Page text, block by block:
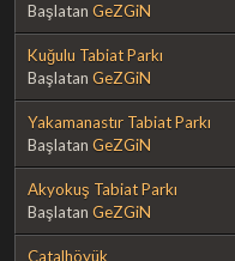
Başlatan GeZGiN
Kuğulu Tabiat Parkı
Başlatan GeZGiN
Yakamanastır Tabiat Parkı
Başlatan GeZGiN
Akyokuş Tabiat Parkı
Başlatan GeZGiN
Çatalhöyük